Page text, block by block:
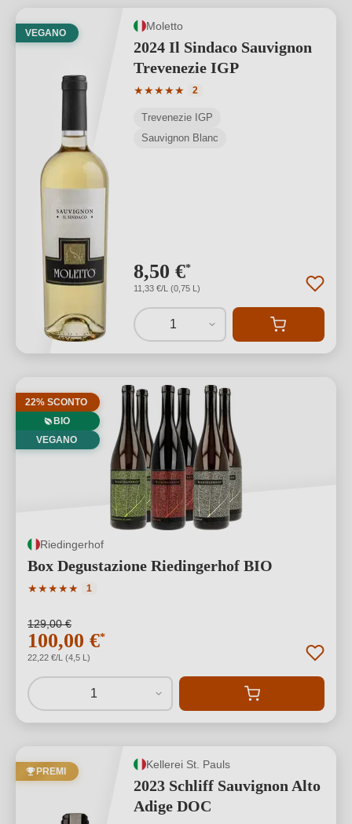
VEGANO
Moletto
2024 Il Sindaco Sauvignon
Trevenezie IGP
★★★★★
Valutazione media di 5 su 5 stelle
2
Trevenezie IGP
Sauvignon Blanc
8,50 €*
11,33 €/L (0,75 L)
1
22% SCONTO
BIO
VEGANO
Riedingerhof
Box Degustazione Riedingerhof BIO
★★★★★
Valutazione media di 5 su 5 stelle
1
129,00 €
100,00 €*
22,22 €/L (4,5 L)
1
PREMI
Kellerei St. Pauls
2023 Schliff Sauvignon Alto
Adige DOC